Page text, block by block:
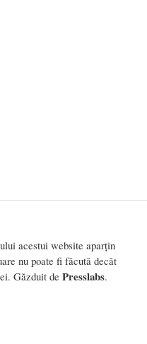
acestui website aparțin
nu poate fi făcută decât
Găzduit de Presslabs.